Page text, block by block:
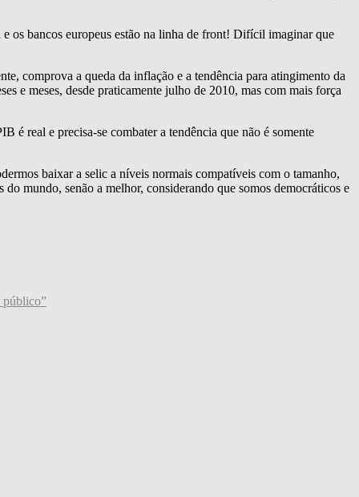
os bancos europeus estão na linha de front! Difícil imaginar que
comprova a queda da inflação e a tendência para atingimento da
e meses, desde praticamente julho de 2010, mas com mais força
é real e precisa-se combater a tendência que não é somente
baixar a selic a níveis normais compatíveis com o tamanho,
mundo, senão a melhor, considerando que somos democráticos e
público”